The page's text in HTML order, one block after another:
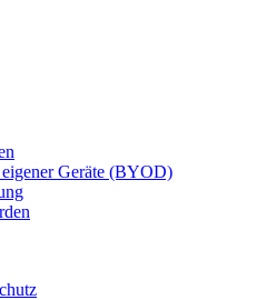
Geräte (BYOD)